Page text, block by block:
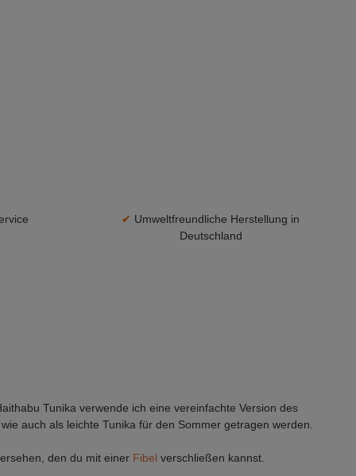
✔ Umweltfreundliche Herstellung in
Deutschland
Tunika verwende ich eine vereinfachte Version des
auch als leichte Tunika für den Sommer getragen werden.
den du mit einer Fibel verschließen kannst.